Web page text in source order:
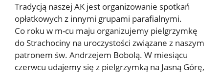
Tradycją naszej AK jest organizowanie spotkań
opłatkowych z innymi grupami parafialnymi.
Co roku w m-cu maju organizujemy pielgrzymkę
do Strachociny na uroczystości związane z naszym
patronem św. Andrzejem Bobolą. W miesiącu
czerwcu udajemy się z pielgrzymką na Jasną Górę,